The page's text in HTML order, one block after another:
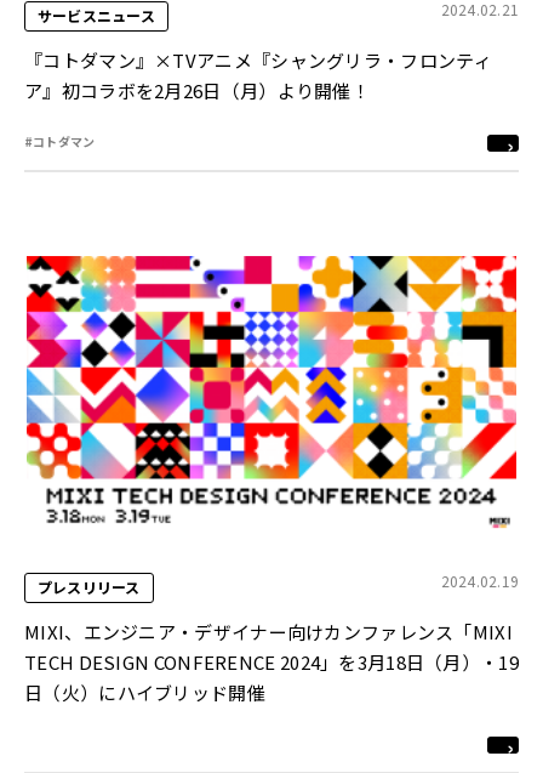
サービスニュース 2024.02.21
『コトダマン』×TVアニメ『シャングリラ・フロンティ
ア』初コラボを2月26日（月）より開催！
#コトダマン
プレスリリース 2024.02.19
MIXI、エンジニア・デザイナー向けカンファレンス「MIXI
TECH DESIGN CONFERENCE 2024」を3月18日（月）・19
日（火）にハイブリッド開催